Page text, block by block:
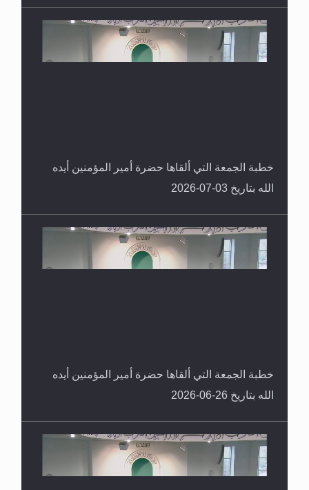
خطبة الجمعة التي ألقاها حضرة أمير المؤمنين أيده
الله بتاريخ 03-07-2026
خطبة الجمعة التي ألقاها حضرة أمير المؤمنين أيده
الله بتاريخ 26-06-2026